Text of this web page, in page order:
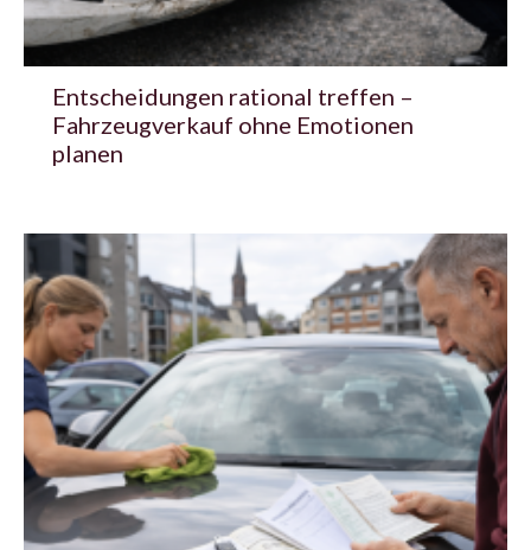
Entscheidungen rational treffen –
Fahrzeugverkauf ohne Emotionen
planen